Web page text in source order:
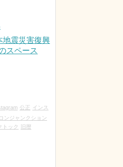
地震災害復興
スペース
公正
インス
ンジャンクション
トック 旧暦